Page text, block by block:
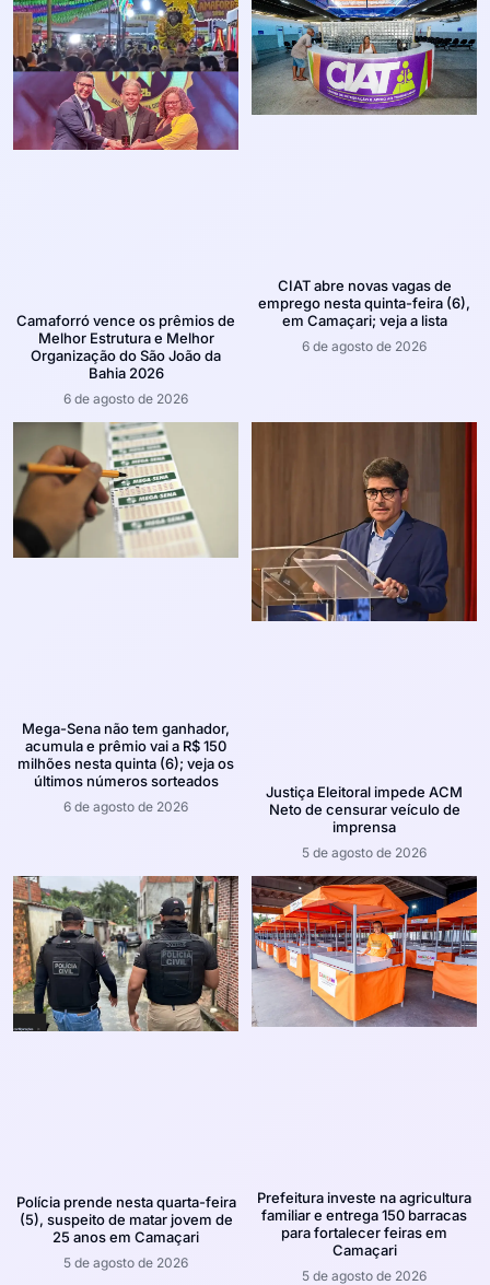
Camaforró vence os prêmios de
Melhor Estrutura e Melhor
Organização do São João da
Bahia 2026
6 de agosto de 2026
CIAT abre novas vagas de
emprego nesta quinta-feira (6),
em Camaçari; veja a lista
6 de agosto de 2026
Mega-Sena não tem ganhador,
acumula e prêmio vai a R$ 150
milhões nesta quinta (6); veja os
últimos números sorteados
6 de agosto de 2026
Justiça Eleitoral impede ACM
Neto de censurar veículo de
imprensa
5 de agosto de 2026
Polícia prende nesta quarta-feira
(5), suspeito de matar jovem de
25 anos em Camaçari
5 de agosto de 2026
Prefeitura investe na agricultura
familiar e entrega 150 barracas
para fortalecer feiras em
Camaçari
5 de agosto de 2026